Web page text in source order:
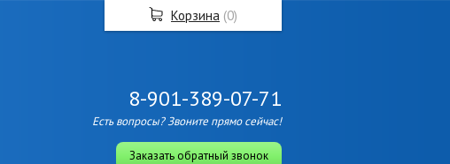
8-901-389-07-71
Есть вопросы? Звоните прямо сейчас!
Заказать обратный звонок
Корзина (0)